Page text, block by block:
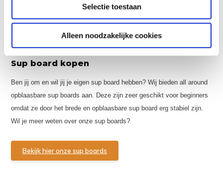
Selectie toestaan
Alleen noodzakelijke cookies
Sup board kopen
Ben jij om en wil jij je eigen sup board hebben? Wij bieden all around
opblaasbare sup boards aan. Deze zijn zeer geschikt voor beginners
omdat ze door het brede en opblaasbare sup board erg stabiel zijn.
Wil je meer weten over onze sup boards?
Bekijk hier onze sup boards